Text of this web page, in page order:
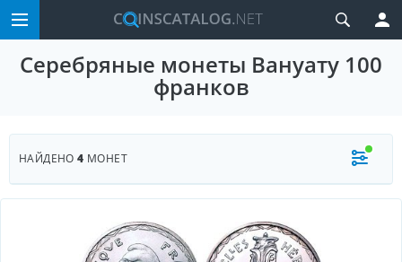
Серебряные монеты Вануату 100
франков
НАЙДЕНО4 МОНЕТ